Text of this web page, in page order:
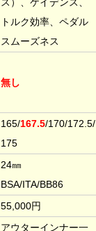
ス）、ケイデンス、
トルク効率、ペダル
スムーズネス
無し
165/167.5/170/172.5/
175
24㎜
BSA/ITA/BB86
55,000円
アウターインナー一